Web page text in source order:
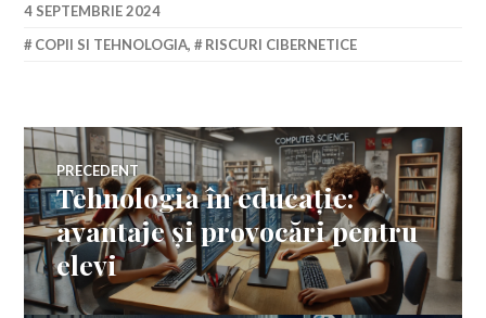
4 SEPTEMBRIE 2024
COPII SI TEHNOLOGIA, RISCURI CIBERNETICE
Navigare
în
articole
PRECEDENT
Articolul
anterior:
Tehnologia în educație:
avantaje și provocări pentru
elevi